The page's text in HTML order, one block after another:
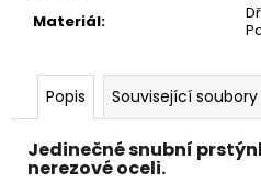
Materiál:
Popis Související
Jedinečné snubní
nerezové oceli.
e